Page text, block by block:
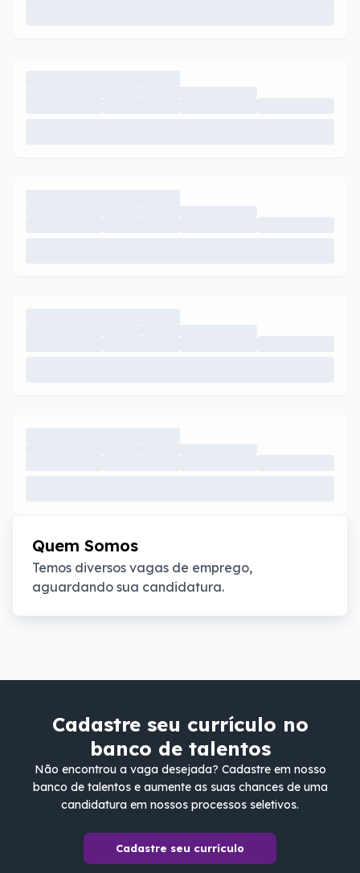
Quem Somos
Temos diversos vagas de emprego,
aguardando sua candidatura.
Cadastre seu currículo no
banco de talentos
Não encontrou a vaga desejada? Cadastre em nosso
banco de talentos e aumente as suas chances de uma
candidatura em nossos processos seletivos.
Cadastre seu currículo